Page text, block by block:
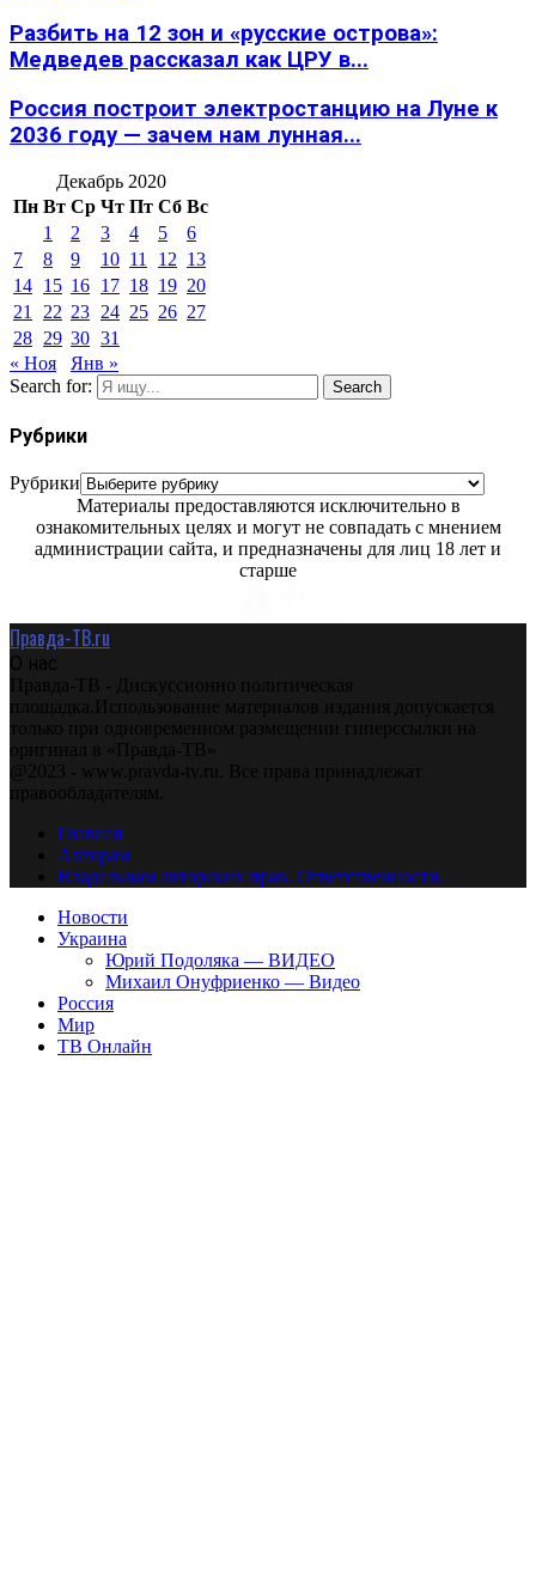
Разбить на 12 зон и «русские острова»:
Медведев рассказал как ЦРУ в...
Россия построит электростанцию на Луне к
2036 году — зачем нам лунная...
Декабрь 2020
Пн Вт Ср Чт Пт Сб Вс
1
2 3 4 5
6
7
8 9 10 11 12 13
14 15 16 17 18 19 20
21
22 23 24 25 26 27
28 29 30 31
« Ноя
Янв »
Search for:
Search
Рубрики
Рубрики
Материалы предоставляются исключительно в
ознакомительных целях и могут не совпадать с мнением
администрации сайта, и предназначены для лиц 18 лет и
старше
Правда-ТВ.ru
О нас
Правда-ТВ - Дискуссионно политическая
площадка.Использование материалов издания допускается
только при одновременном размещении гиперссылки на
оригинал в «Правда-ТВ»
@2023 - www.pravda-tv.ru. Все права принадлежат
правообладателям.
Главная
Авторам
Владельцам авторских прав. Ответственности.
Новости
Украина
Юрий Подоляка — ВИДЕО
Михаил Онуфриенко — Видео
Россия
Мир
ТВ Онлайн